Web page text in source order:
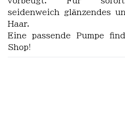
seidenweich glänzendes
Haar.
Eine passende Pumpe
Shop!